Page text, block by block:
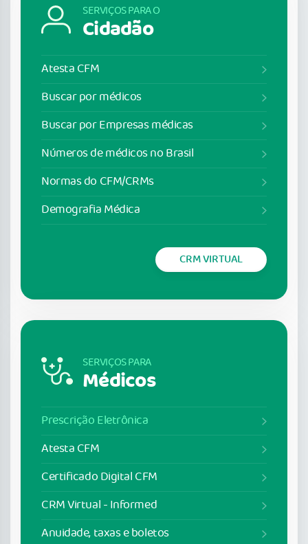
SERVIÇOS PARA O
Cidadão
Atesta CFM
Buscar por médicos
Buscar por Empresas médicas
Números de médicos no Brasil
Normas do CFM/CRMs
Demografia Médica
CRM VIRTUAL
SERVIÇOS PARA
Médicos
Prescrição Eletrônica
Atesta CFM
Certificado Digital CFM
CRM Virtual - Informed
Anuidade, taxas e boletos